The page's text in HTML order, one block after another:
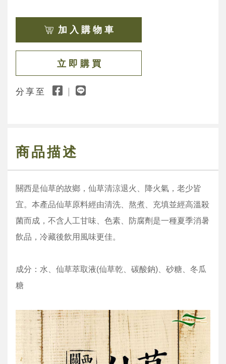
加 入 購 物 車
立 即 購 買
分享至
商品描述
關西是仙草的故鄉，仙草清涼退火、降火氣，老少皆
宜。本產品仙草原料經由清洗、熬煮、充填並經高溫殺
菌而成，不含人工甘味、色素、防腐劑是一種夏季消暑
飲品，冷藏後飲用風味更佳。
成分：水、仙草萃取液(仙草乾、碳酸鈉)、砂糖、冬瓜
糖